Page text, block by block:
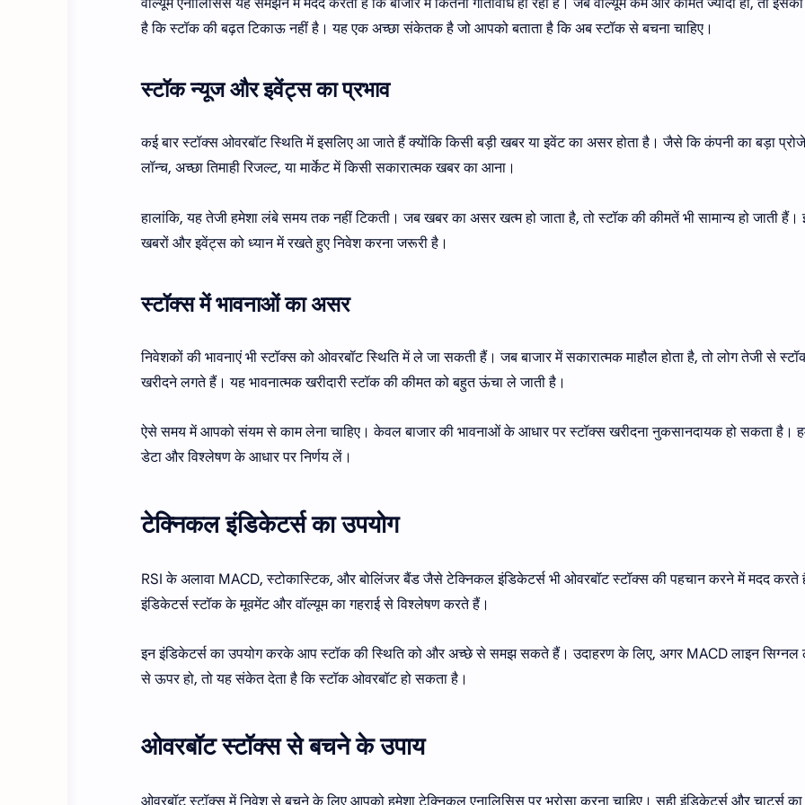
वॉल्यूम एनालिसिस यह समझने में मदद करता है कि बाजार में कितनी गतिविधि हो रही है। जब वॉल्यूम कम और कीमत ज्यादा हो, तो
है कि स्टॉक की बढ़त टिकाऊ नहीं है। यह एक अच्छा संकेतक है जो आपको बताता है कि अब स्टॉक से बचना चाहिए।
स्टॉक न्यूज और इवेंट्स का प्रभाव
कई बार स्टॉक्स ओवरबॉट स्थिति में इसलिए आ जाते हैं क्योंकि किसी बड़ी खबर या इवेंट का असर होता है। जैसे कि कंपनी का बड़ा
लॉन्च, अच्छा तिमाही रिजल्ट, या मार्केट में किसी सकारात्मक खबर का आना।
हालांकि, यह तेजी हमेशा लंबे समय तक नहीं टिकती। जब खबर का असर खत्म हो जाता है, तो स्टॉक की कीमतें भी सामान्य हो जाती हैं।
खबरों और इवेंट्स को ध्यान में रखते हुए निवेश करना जरूरी है।
स्टॉक्स में भावनाओं का असर
निवेशकों की भावनाएं भी स्टॉक्स को ओवरबॉट स्थिति में ले जा सकती हैं। जब बाजार में सकारात्मक माहौल होता है, तो लोग तेजी से
खरीदने लगते हैं। यह भावनात्मक खरीदारी स्टॉक की कीमत को बहुत ऊंचा ले जाती है।
ऐसे समय में आपको संयम से काम लेना चाहिए। केवल बाजार की भावनाओं के आधार पर स्टॉक्स खरीदना नुकसानदायक हो सकता है।
डेटा और विश्लेषण के आधार पर निर्णय लें।
टेक्निकल इंडिकेटर्स का उपयोग
RSI के अलावा MACD, स्टोकास्टिक, और बोलिंजर बैंड जैसे टेक्निकल इंडिकेटर्स भी ओवरबॉट स्टॉक्स की पहचान करने में मदद करते
इंडिकेटर्स स्टॉक के मूवमेंट और वॉल्यूम का गहराई से विश्लेषण करते हैं।
इन इंडिकेटर्स का उपयोग करके आप स्टॉक की स्थिति को और अच्छे से समझ सकते हैं। उदाहरण के लिए, अगर MACD लाइन सिग्नल
से ऊपर हो, तो यह संकेत देता है कि स्टॉक ओवरबॉट हो सकता है।
ओवरबॉट स्टॉक्स से बचने के उपाय